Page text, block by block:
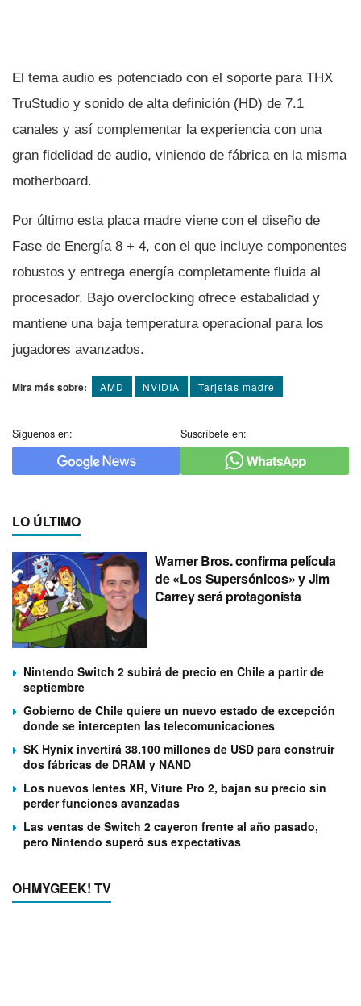
El tema audio es potenciado con el soporte para THX
TruStudio y sonido de alta definición (HD) de 7.1
canales y así­ complementar la experiencia con una
gran fidelidad de audio, viniendo de fábrica en la misma
motherboard.
Por último esta placa madre viene con el diseño de
Fase de Energí­a 8 + 4, con el que incluye componentes
robustos y entrega energí­a completamente fluida al
procesador. Bajo overclocking ofrece estabalidad y
mantiene una baja temperatura operacional para los
jugadores avanzados.
Mira más sobre: AMD NVIDIA Tarjetas madre
Síguenos en: Suscríbete en:
LO ÚLTIMO
Warner Bros. confirma película
de «Los Supersónicos» y Jim
Carrey será protagonista
Nintendo Switch 2 subirá de precio en Chile a partir de
septiembre
Gobierno de Chile quiere un nuevo estado de excepción
donde se intercepten las telecomunicaciones
SK Hynix invertirá 38.100 millones de USD para construir
dos fábricas de DRAM y NAND
Los nuevos lentes XR, Viture Pro 2, bajan su precio sin
perder funciones avanzadas
Las ventas de Switch 2 cayeron frente al año pasado,
pero Nintendo superó sus expectativas
OHMYGEEK! TV